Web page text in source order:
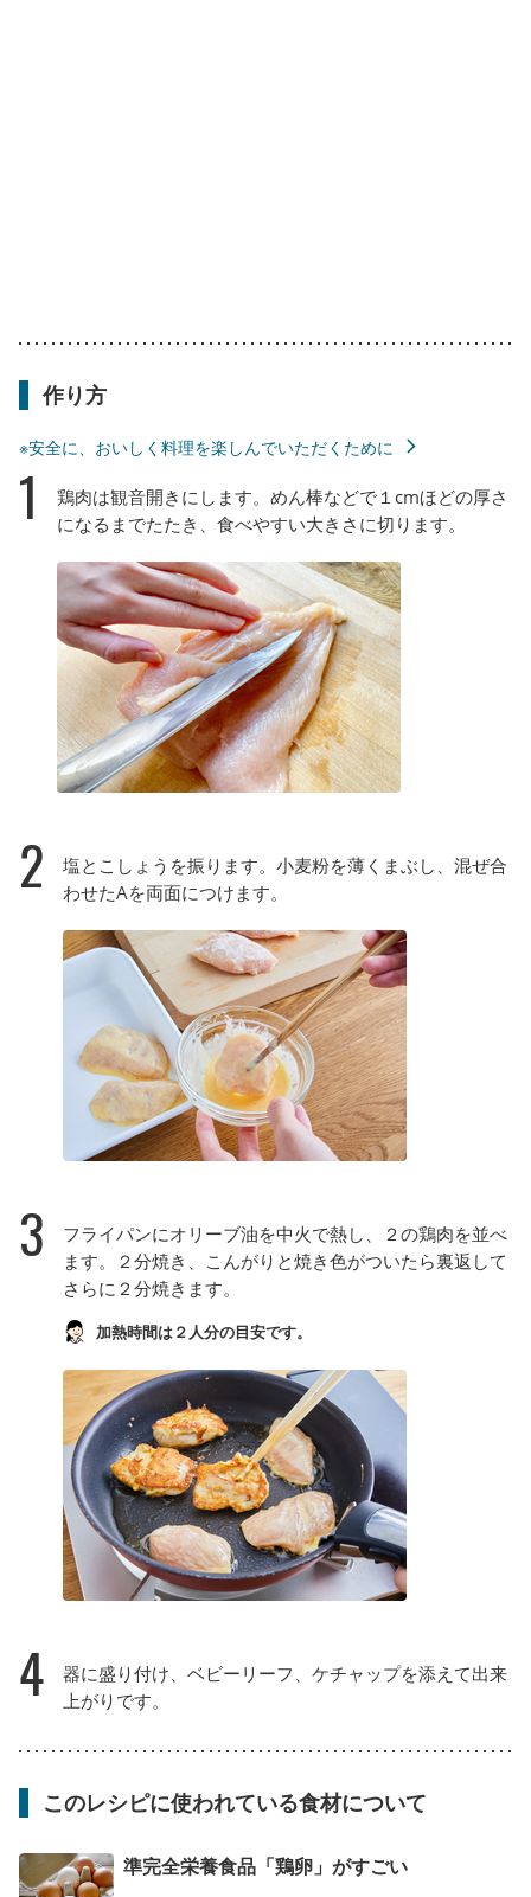
作り方
※安全に、おいしく料理を楽しんでいただくために
1
鶏肉は観音開きにします。めん棒などで１cmほどの厚さ
になるまでたたき、食べやすい大きさに切ります。
2
塩とこしょうを振ります。小麦粉を薄くまぶし、混ぜ合
わせたAを両面につけます。
3
フライパンにオリーブ油を中火で熱し、２の鶏肉を並べ
ます。２分焼き、こんがりと焼き色がついたら裏返して
さらに２分焼きます。
加熱時間は２人分の目安です。
4
器に盛り付け、ベビーリーフ、ケチャップを添えて出来
上がりです。
このレシピに使われている食材について
準完全栄養食品「鶏卵」がすごい